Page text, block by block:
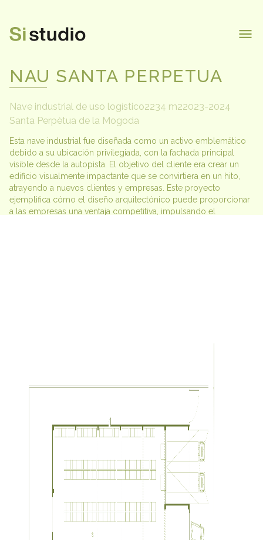
proyectos
contacto
NAU SANTA PERPETUA
Nave industrial de uso logístico2234 m22023-2024
Santa Perpètua de la Mogoda
Esta nave industrial fue diseñada como un activo emblemático
debido a su ubicación privilegiada, con la fachada principal
visible desde la autopista. El objetivo del cliente era crear un
edificio visualmente impactante que se convirtiera en un hito,
atrayendo a nuevos clientes y empresas. Este proyecto
ejemplifica cómo el diseño arquitectónico puede proporcionar
a las empresas una ventaja competitiva, impulsando el